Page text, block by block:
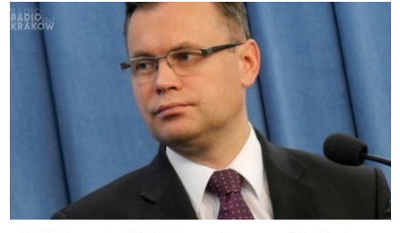
Miasta trafi wkrótce projekt zmian w uchwale.
Nowością jest możliwość wymiany podwójnych
palenisk, czyli starego kotła gazowego,
elektrycznego lub olejowego, który działa
wspólnie z piecem węglowym.